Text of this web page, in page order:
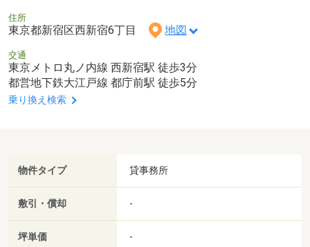
住所
東京都新宿区西新宿6丁目 地図
交通
東京メトロ丸ノ内線 西新宿駅 徒歩3分
都営地下鉄大江戸線 都庁前駅 徒歩5分
乗り換え検索
物件タイプ 貸事務所
敷引・償却 -
坪単価 -